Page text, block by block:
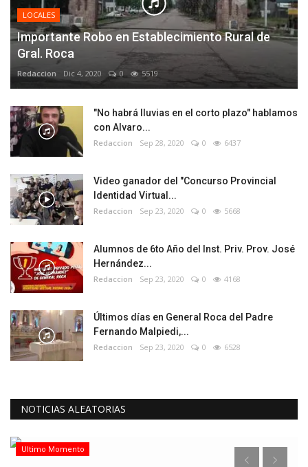
LOCALES
Importante Robo en Establecimiento Rural de
Gral. Roca
Redaccion Dic 4, 2020 0 5519
"No habrá lluvias en el corto plazo" hablamos
con Alvaro...
Redaccion Sep 28, 2020 0 6437
Video ganador del "Concurso Provincial
Identidad Virtual...
Redaccion Sep 23, 2020 0 5668
Alumnos de 6to Año del Inst. Priv. Prov. José
Hernández...
Redaccion Sep 23, 2020 0 4168
Últimos días en General Roca del Padre
Fernando Malpiedi,...
Redaccion Sep 23, 2020 0 6528
NOTICIAS ALEATORIAS
Ultimo Momento